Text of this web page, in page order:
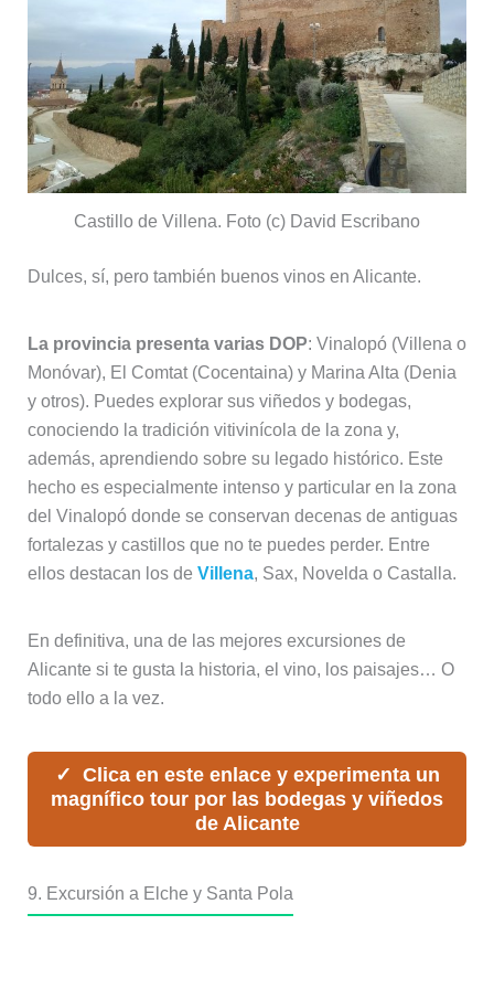
Castillo de Villena. Foto (c) David Escribano
Dulces, sí, pero también buenos vinos en Alicante.
La provincia presenta varias DOP: Vinalopó (Villena o
Monóvar), El Comtat (Cocentaina) y Marina Alta (Denia
y otros). Puedes explorar sus viñedos y bodegas,
conociendo la tradición vitivinícola de la zona y,
además, aprendiendo sobre su legado histórico. Este
hecho es especialmente intenso y particular en la zona
del Vinalopó donde se conservan decenas de antiguas
fortalezas y castillos que no te puedes perder. Entre
ellos destacan los de Villena, Sax, Novelda o Castalla.
En definitiva, una de las mejores excursiones de
Alicante si te gusta la historia, el vino, los paisajes… O
todo ello a la vez.
Clica en este enlace y experimenta un
magnífico tour por las bodegas y viñedos
de Alicante
9. Excursión a Elche y Santa Pola